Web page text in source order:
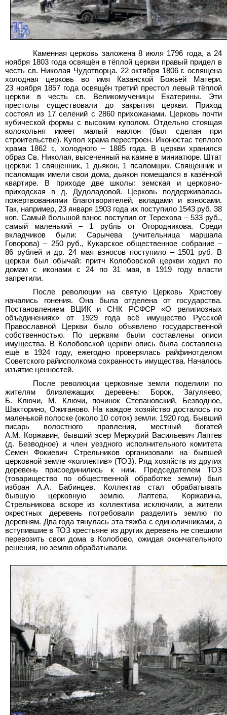
Каменная церковь заложена 8 июля 1796 года, а 24
ноября 1803 года освящён в тёплой церкви правый придел в
честь св. Николая Чудотворца. 22 октября 1806 г. освящена
холодная церковь во имя Казанской Божьей Матери.
23 ноября 1857 года освящён третий престол левый тёплой
церкви в честь св.
Великомученицы Екатерины. Эти
престолы существовали до закрытия церкви. Приход
состоял из 17 селений с 2860 прихожанами. Церковь почти
кубической формы с высоким куполом. Отдельно стоящая
колокольня имеет малый наклон (был сделан при
строительстве). Купол храма перестроен. Иконостас теплого
храма 1862
г., холодного – 1885 года. B церкви хранился
образ Св. Николая, высеченный на камне в миниатюре. Штат
церкви: 1 священник, 1 дьякон, 1 псаломщик. Священник и
псаломщик имели свои дома, дьякон помещался в казённой
квартире. В приходе две школы: земская и церковно-
приходская в д. Дудоладовой. Церковь поддерживалась
пожертвованиями благотворителей, вкладами и взносами.
Так, например, 23 января 1903 года их поступило 1543 руб. 38
коп. Самый большой взнос поступил от Терехова – 533 руб.,
самый маленький – 1
рубль от Огородникова. Среди
вкладчиков были: Сарычева (учительница маршала
Говорова) – 250 руб., Кукарское общественное собрание –
86 рублей и др. 24 мая взносов поступило – 1501 руб. В
церкви был обычай: притч Колобовской церкви ходил по
домам с иконами с 24 по 31
мая, в 1919
году власти
запретили.
После революции на святую Церковь Христову
начались гонения. Она была отделена от государства.
Постановлением ВЦИК и СНК РСФСР «О религиозных
объединениях» от 1929
года всё имущество Русской
Православной Церкви было объявлено государственной
собственностью. По церквям были составлены описи
имущества. В Колобовской церкви опись была составлена
ещё в 1924 году, ежегодно проверялась райфинотделом
Советского райисполкома сохранность имущества. Началось
изъятие ценностей.
После революции церковные земли поделили по
жителям близлежащих деревень: Борок, Загуляево,
Б.
Ключи, М.
Ключи, починок Степановский, Безводное,
Шахторино, Ожиганово. На каждое хозяйство досталось по
маленькой полоске (около 10 соток) земли. 1920 год. Бывший
писарь волостного правления, местный богатей
А.М. Коржавин, бывший эсер Меркурий Васильевич Лаптев
(д.
Безводное) и член уездного исполнительного комитета
Семен Фокиевич Стрельников организовали на бывшей
церковной земле «коллектив» (ТОЗ). Ряд хозяйств из других
деревень присоединились к ним. Председателем ТОЗ
(товарищество по общественной обработке земли) был
избран А.А.
Бабинцев. Коллектив стал обрабатывать
бывшую церковную землю. Лаптева, Коржавина,
Стрельникова вскоре из коллектива исключили, а жители
окрестных деревень потребовали разделить землю по
деревням. Два года тянулась эта тяжба с единоличниками, а
вступившие в ТОЗ крестьяне из других деревень не спешили
перевозить свои дома в Колобово, ожидая окончательного
решения, но землю обрабатывали.